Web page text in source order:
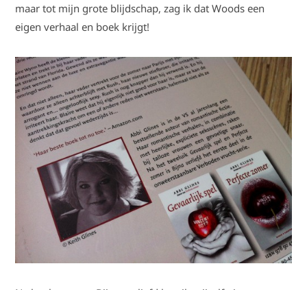
maar tot mijn grote blijdschap, zag ik dat Woods een
eigen verhaal en boek krijgt!